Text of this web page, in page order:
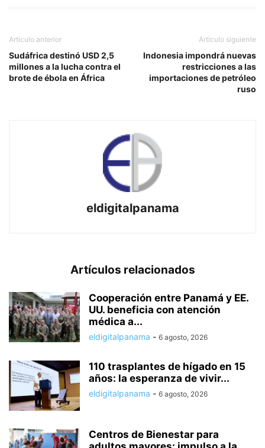
Artículo anterior
Sudáfrica destinó USD 2,5
millones a la lucha contra el
brote de ébola en África
Artículo siguiente
Indonesia impondrá nuevas
restricciones a las
importaciones de petróleo
ruso
eldigitalpanama
Artículos relacionados
Cooperación entre Panamá y EE.
UU. beneficia con atención
médica a...
eldigitalpanama - 6 agosto, 2026
110 trasplantes de hígado en 15
años: la esperanza de vivir...
eldigitalpanama - 6 agosto, 2026
Centros de Bienestar para